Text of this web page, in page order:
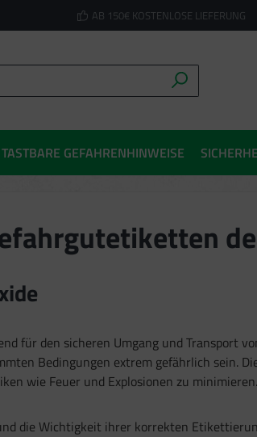
AB 150€ KOSTENLOSE LIEFERUNG
TASTBARE GEFAHRENHINWEISE
für den sicheren Umgang und Transport
Bedingungen extrem gefährlich sein.
wie Feuer und Explosionen zu minimieren.
die Wichtigkeit ihrer korrekten